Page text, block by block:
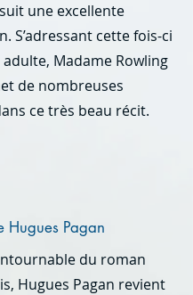
une excellente
S’adressant cette fois-ci
Madame Rowling
de nombreuses
ce très beau récit.
Hugues Pagan
du roman
Hugues Pagan revient